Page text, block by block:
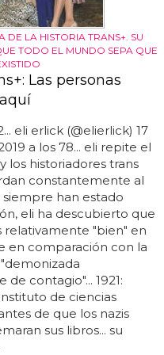
LA HISTORIA TRANS+. SU
TODO EL MUNDO SEPA QUE
Las personas
eli erlick (@elierlick) 17
a los 78... eli repite el
los historiadores trans
constantemente al
han estado
eli ha descubierto que
relativamente "bien" en
en comparación con la
contagio"... 1921:
de ciencias
de que los nazis
sus libros... su